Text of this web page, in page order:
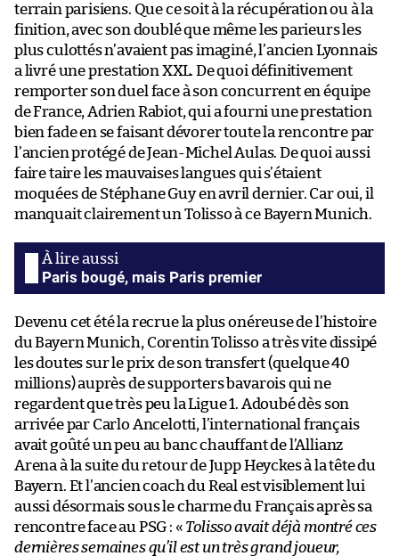
terrain parisiens. Que ce soit à la récupération ou à la
finition, avec son doublé que même les parieurs les
plus culottés n’avaient pas imaginé, l’ancien Lyonnais
a livré une prestation XXL. De quoi définitivement
remporter son duel face à son concurrent en équipe
de France, Adrien Rabiot, qui a fourni une prestation
bien fade en se faisant dévorer toute la rencontre par
l’ancien protégé de Jean-Michel Aulas. De quoi aussi
faire taire les mauvaises langues qui s’étaient
moquées de Stéphane Guy en avril dernier. Car oui, il
manquait clairement un Tolisso à ce Bayern Munich.
Paris bougé, mais Paris premier
Devenu cet été la recrue la plus onéreuse de l’histoire
du Bayern Munich, Corentin Tolisso a très vite dissipé
les doutes sur le prix de son transfert (quelque 40
millions) auprès de supporters bavarois qui ne
regardent que très peu la Ligue 1. Adoubé dès son
arrivée par Carlo Ancelotti, l’international français
avait goûté un peu au banc chauffant de l’Allianz
Arena à la suite du retour de Jupp Heyckes à la tête du
Bayern. Et l’ancien coach du Real est visiblement lui
aussi désormais sous le charme du Français après sa
rencontre face au PSG : « Tolisso avait déjà montré ces
dernières semaines qu’il est un très grand joueur,